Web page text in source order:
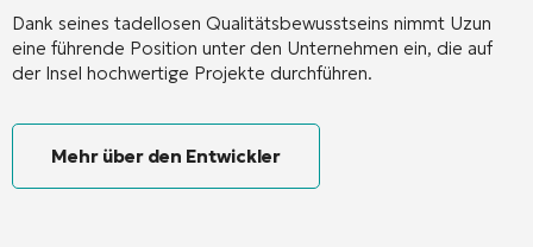
Dank seines tadellosen Qualitätsbewusstseins nimmt Uzun
eine führende Position unter den Unternehmen ein, die auf
der Insel hochwertige Projekte durchführen.
Mehr über den Entwickler